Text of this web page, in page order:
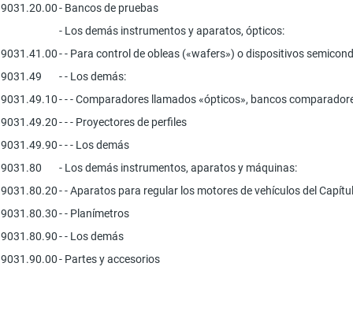
9031.20.00- Bancos de pruebas
- Los demás instrumentos y aparatos, ópticos:
9031.41.00- - Para control de obleas («wafers») o dispositivos
9031.49
- - Los demás:
9031.49.10- - - Comparadores llamados «ópticos», bancos
9031.49.20- - - Proyectores de perfiles
9031.49.90- - - Los demás
9031.80
- Los demás instrumentos, aparatos y máquinas:
9031.80.20- - Aparatos para regular los motores de vehículos del
9031.80.30- - Planímetros
9031.80.90- - Los demás
9031.90.00- Partes y accesorios